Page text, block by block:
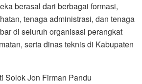
berasal dari berbagai formasi,
tenaga administrasi, dan tenaga
di seluruh organisasi perangkat
serta dinas teknis di Kabupaten
Solok Jon Firman Pandu